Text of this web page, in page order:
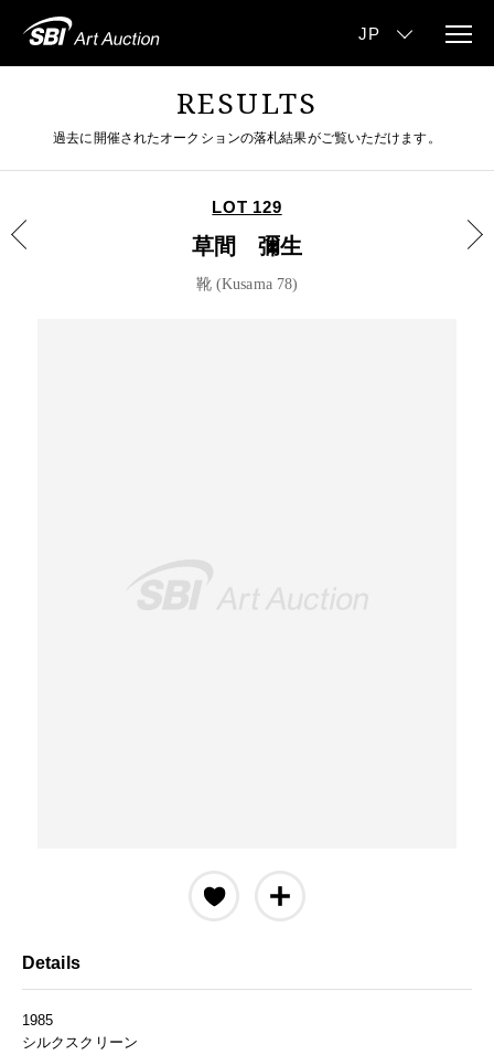
RESULTS
過去に開催されたオークションの落札結果がご覧いただけます。
LOT 129
草間 彌生
靴 (Kusama 78)
Details
1985
シルクスクリーン